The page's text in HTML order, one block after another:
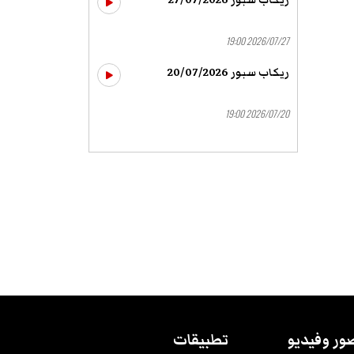
2026/07/27 19:00
ريكاب سبور 20/07/2026
2026/07/20 19:00
وفيديو تطبيقات